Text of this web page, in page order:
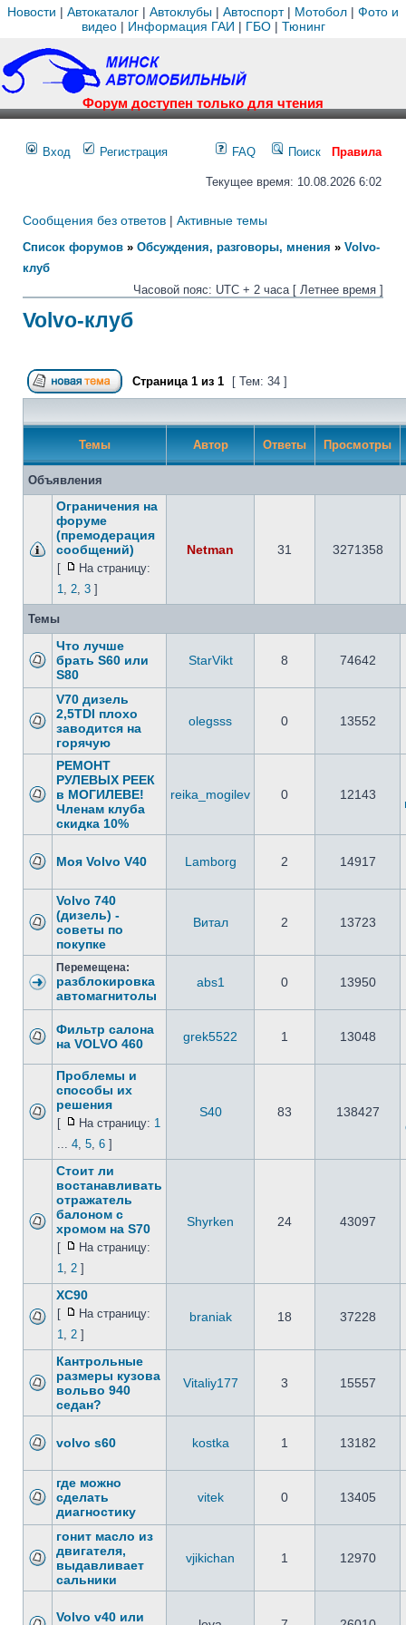
Новости | Автокаталог | Автоклубы | Автоспорт| Мотобол | Фото и
видео| Информация ГАИ | ГБО| Тюнинг
Форум доступен только для чтения
Вход Регистрация FAQ Поиск Правила
Текущее время: 10.08.2026 6:02
Сообщения без ответов | Активные темы
Список форумов » Обсуждения, разговоры, мнения » Volvo-
клуб
Часовой пояс: UTC + 2 часа [ Летнее время ]
Volvo-клуб
Страница 1 из 1 [ Тем: 34 ]
Темы Автор Ответы Просмотры
Объявления
Ограничения на
форуме
(премодерация
сообщений)
[
На страницу:
1, 2, 3 ]
Netman 31 3271358
Темы
Что лучше
брать S60 или
S80
StarVikt 8 74642
V70 дизель
2,5TDI плохо
заводится на
горячую
olegsss 0 13552
РЕМОНТ
РУЛЕВЫХ РЕЕК
в МОГИЛЕВЕ!
Членам клуба
скидка 10%
reika_mogilev 0 12143
Моя Volvo V40 Lamborg 2 14917
Volvo 740
(дизель) -
советы по
покупке
Витал 2 13723
Перемещена:
разблокировка
автомагнитолы
abs1 0 13950
Фильтр салона
на VOLVO 460
grek5522 1 13048
Проблемы и
способы их
решения
[ На страницу: 1
... 4, 5, 6 ]
S40 83
138427
Стоит ли
востанавливать
отражатель
балоном с
хромом на S70
[
На страницу:
1, 2 ]
Shyrken 24 43097
XC90
[
На страницу:
1, 2 ]
braniak 18 37228
Кантрольные
размеры кузова
вольво 940
седан?
Vitaliy177 3 15557
volvo s60 kostka 1
13182
где можно
сделать
диагностику
vitek 0 13405
гонит масло из
двигателя,
выдавливает
сальники
vjikichan 1 12970
Volvo v40 или